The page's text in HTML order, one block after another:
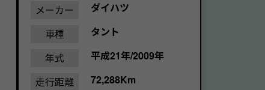
メーカー
ダイハツ
車種
タント
年式
平成21年/2009年
走行距離
72,288Km